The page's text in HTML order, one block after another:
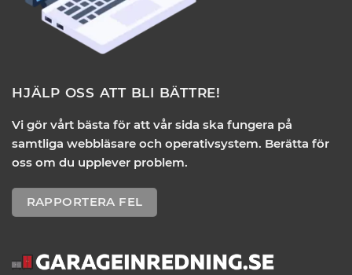
HJÄLP OSS ATT BLI BÄTTRE!
Vi gör vårt bästa för att vår sida ska fungera på
samtliga webbläsare och operativsystem. Berätta för
oss om du upplever problem.
RAPPORTERA FEL